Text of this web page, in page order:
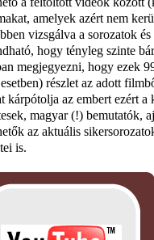
amelyek azért nem
vizsgálva a sorozatok
hogy tényleg szinte
megjegyezni, hogy ezek
részlet az adott
kárpótolja az embert ezért a
magyar (!) bemutatók,
az aktuális
is.